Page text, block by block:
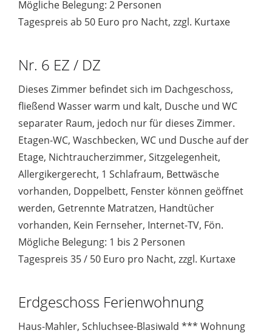
Mögliche Belegung: 2 Personen
Tagespreis ab 50 Euro pro Nacht, zzgl. Kurtaxe
Nr. 6 EZ / DZ
Dieses Zimmer befindet sich im Dachgeschoss,
fließend Wasser warm und kalt, Dusche und WC
separater Raum, jedoch nur für dieses Zimmer.
Etagen-WC, Waschbecken, WC und Dusche auf der
Etage, Nichtraucherzimmer, Sitzgelegenheit,
Allergikergerecht, 1 Schlafraum, Bettwäsche
vorhanden, Doppelbett, Fenster können geöffnet
werden, Getrennte Matratzen, Handtücher
vorhanden, Kein Fernseher, Internet-TV, Fön.
Mögliche Belegung: 1 bis 2 Personen
Tagespreis 35 / 50 Euro pro Nacht, zzgl. Kurtaxe
Erdgeschoss Ferienwohnung
Haus-Mahler, Schluchsee-Blasiwald *** Wohnung